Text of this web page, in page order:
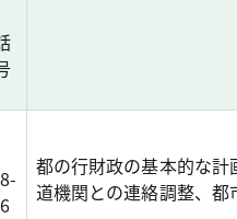
都の行財政の基本的な
道機関との連絡調整、